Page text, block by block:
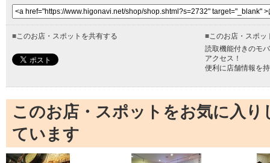
■このお店・スポットを共有する ■このお店・スポッ
読取機能付きのモ
アクセス！
便利に店舗情報を
このお店・スポットをお気に入
ています